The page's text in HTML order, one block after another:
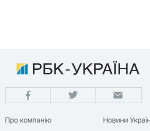
Про компанію
Новини